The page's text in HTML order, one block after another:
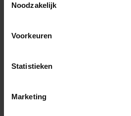
Noodzakelijk
Voorkeuren
Statistieken
Marketing
spoor? Maak dan gebruik van
werkzaamheden in jouw